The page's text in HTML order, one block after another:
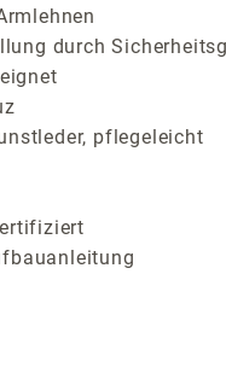
durch
pflegeleicht